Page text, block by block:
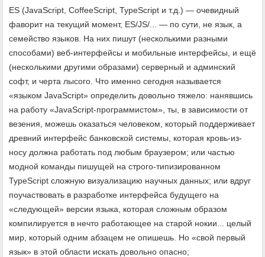
ES (JavaScript, CoffeeScript, TypeScript и т.д.) — очевидный
фаворит на текущий момент, ES/JS/... — по сути, не язык, а
семейство языков. На них пишут (несколькими разными
способами) веб-интерфейсы и мобильные интерфейсы, и ещё
(несколькими другими образами) серверный и админский
софт, и черта лысого. Что именно сегодня называется
«языком JavaScript» определить довольно тяжело: нанявшись
на работу «JavaScript-программистом», ты, в зависимости от
везения, можешь оказаться человеком, который поддерживает
древний интерфейс банковской системы, которая кровь-из-
носу должна работать под любым браузером; или частью
модной команды пишущей на строго-типизированном
TypeScript сложную визуализацию научных данных; или вдруг
поучаствовать в разработке интерфейса будущего на
«следующей» версии языка, которая сложным образом
компилируется в нечто работающее на старой нокии... целый
мир, который одним абзацем не опишешь. Но «свой первый
язык» в этой области искать довольно опасно;